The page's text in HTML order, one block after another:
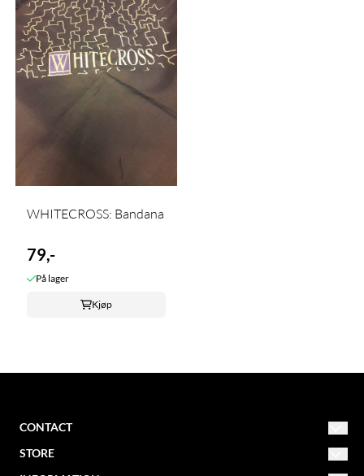
WHITECROSS: Bandana
79,-
På lager
Kjøp
CONTACT
NORDIC MISSION
STORE